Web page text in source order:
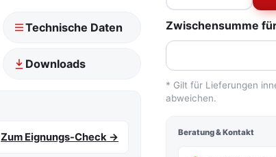
Technische Daten
Downloads
Zum Eignungs-Check →
Zwischensumme
* Gilt für Lieferungen
abweichen.
Beratung & Kontakt